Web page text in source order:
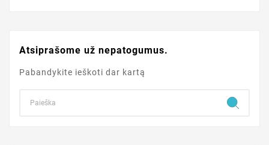
Atsiprašome už nepatogumus.
Pabandykite ieškoti dar kartą